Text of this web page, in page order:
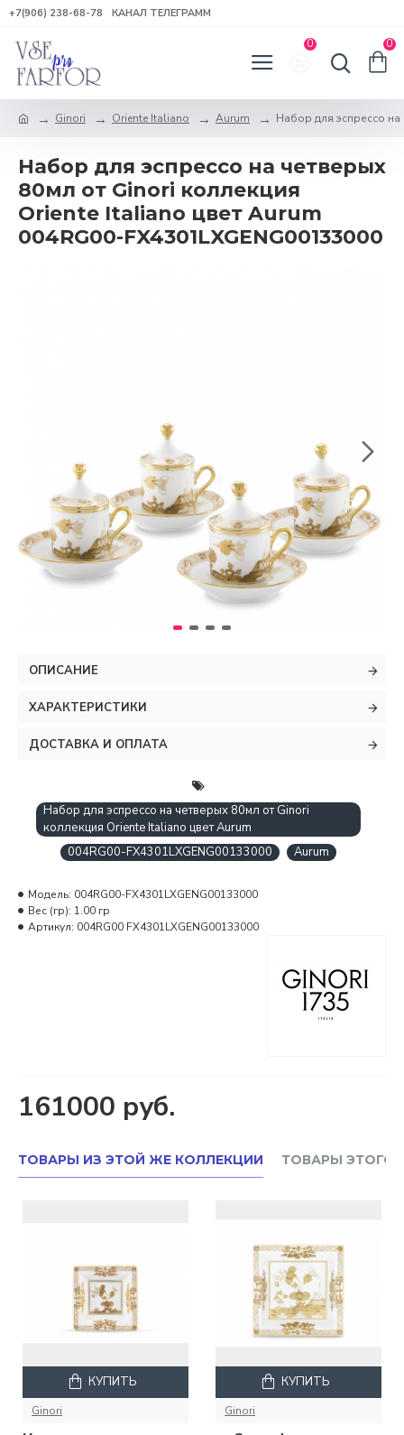
+7(906) 238-68-78 КАНАЛ ТЕЛЕГРАММ
0 0
Ginori Oriente Italiano Aurum Набор для эспрессо на
Набор для эспрессо на четверых
80мл от Ginori коллекция
Oriente Italiano цвет Aurum
004RG00-FX4301LXGENG00133000
ОПИСАНИЕ
ХАРАКТЕРИСТИКИ
ДОСТАВКА И ОПЛАТА
Набор для эспрессо на четверых 80мл от Ginori
коллекция Oriente Italiano цвет Aurum
004RG00-FX4301LXGENG00133000
Aurum
161000 руб.
Модель: 004RG00-FX4301LXGENG00133000
Вес (гр): 1.00 гр
Артикул: 004RG00 FX4301LXGENG00133000
ТОВАРЫ ИЗ ЭТОЙ ЖЕ КОЛЛЕКЦИИ ТОВАРЫ ЭТОГО
Ginori
КУПИТЬ
Ginori
КУПИТЬ